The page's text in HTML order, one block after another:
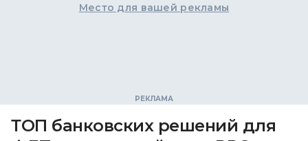
Место для вашей рекламы
ТОП банковских решений для